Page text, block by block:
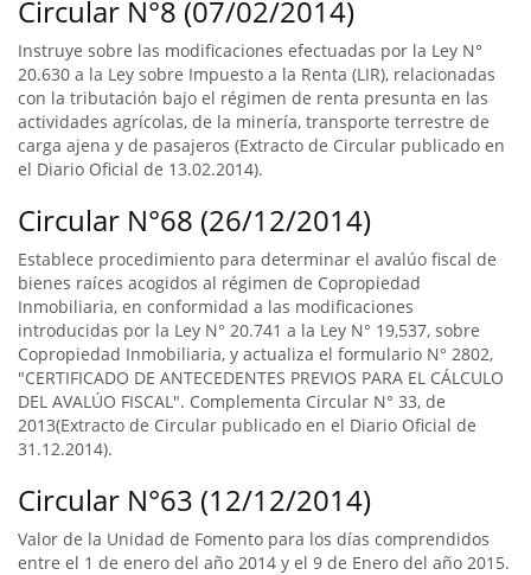
Circular N°8 (07/02/2014)
Instruye sobre las modificaciones efectuadas por la Ley N°
20.630 a la Ley sobre Impuesto a la Renta (LIR), relacionadas
con la tributación bajo el régimen de renta presunta en las
actividades agrícolas, de la minería, transporte terrestre de
carga ajena y de pasajeros (Extracto de Circular publicado en
el Diario Oficial de 13.02.2014).
Circular N°68 (26/12/2014)
Establece procedimiento para determinar el avalúo fiscal de
bienes raíces acogidos al régimen de Copropiedad
Inmobiliaria, en conformidad a las modificaciones
introducidas por la Ley N° 20.741 a la Ley N° 19,537, sobre
Copropiedad Inmobiliaria, y actualiza el formulario N° 2802,
"CERTIFICADO DE ANTECEDENTES PREVIOS PARA EL CÁLCULO
DEL AVALÚO FISCAL". Complementa Circular N° 33, de
2013(Extracto de Circular publicado en el Diario Oficial de
31.12.2014).
Circular N°63 (12/12/2014)
Valor de la Unidad de Fomento para los días comprendidos
entre el 1 de enero del año 2014 y el 9 de Enero del año 2015.